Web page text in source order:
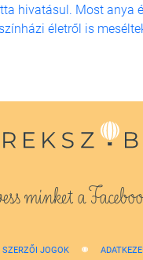
hivatásul. Most anya
életről is
minket a
SZERZŐI JOGOK